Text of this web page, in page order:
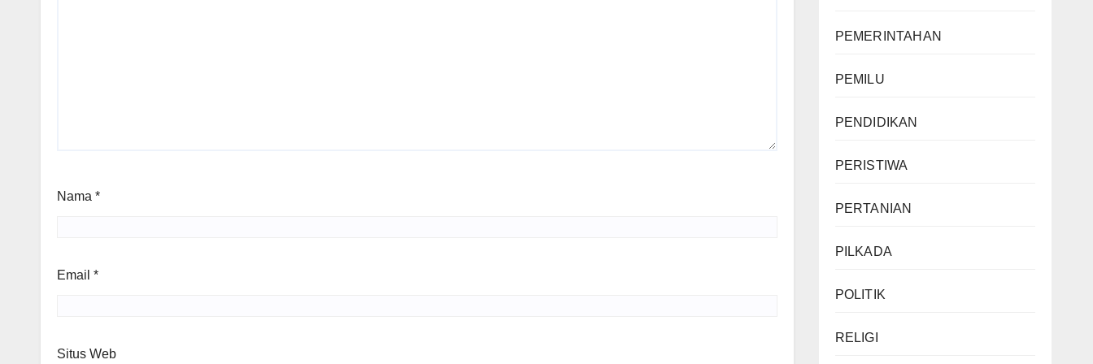
Nama *
Email *
Situs Web
PEMERINTAHAN
PEMILU
PENDIDIKAN
PERISTIWA
PERTANIAN
PILKADA
POLITIK
RELIGI